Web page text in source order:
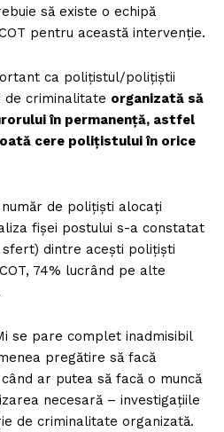
să existe o echipă
pentru această intervenție.
ca polițistul/polițiștii
de criminalitate organizată să
în permanență, astfel
cere polițistului în orice
de polițiști alocați
fișei postului s-a constatat
sfert) dintre acești polițiști
74% lucrând pe alte
se pare complet inadmisibil
pregătire să facă
ar putea să facă o muncă
necesară – investigațiile
de criminalitate organizată.